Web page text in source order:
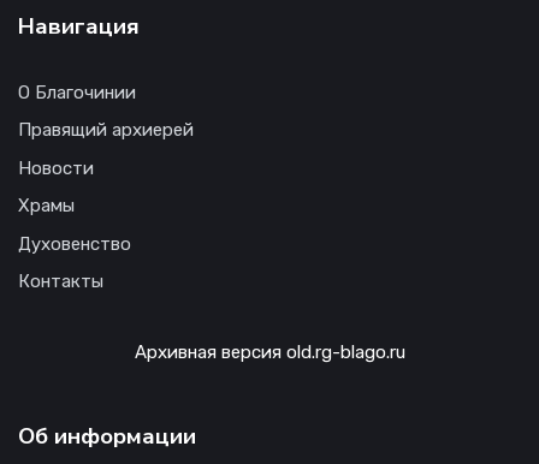
Навигация
О Благочинии
Правящий архиерей
Новости
Храмы
Духовенство
Контакты
Архивная версия old.rg-blago.ru
Об информации